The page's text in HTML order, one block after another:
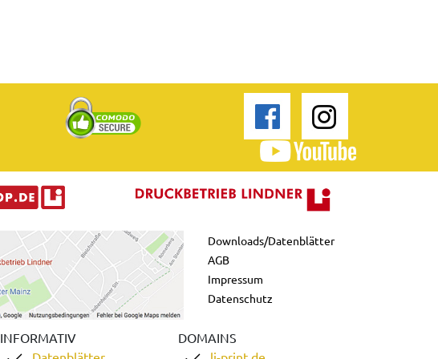
Downloads/Datenblätter
AGB
Impressum
Datenschutz
INFORMATIV
DOMAINS